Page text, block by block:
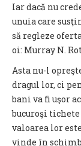
Iar dacă nu
unuia care
să regleze
oi: Murray N.
Asta nu-l
dragul lor, ci
bani va fi uşor
bucuroşi
valoarea lor
vinde în